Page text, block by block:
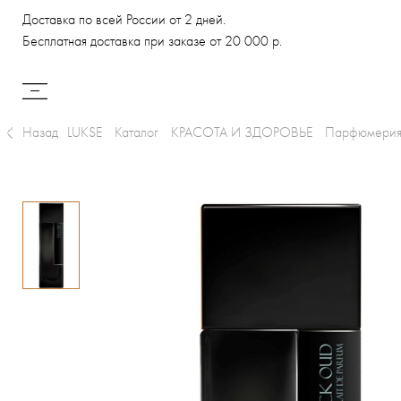
Доставка по всей России от 2 дней.
Бесплатная доставка при заказе от 20 000 р.
Назад LUKSE Каталог КРАСОТА И ЗДОРОВЬЕ Парфюмерия